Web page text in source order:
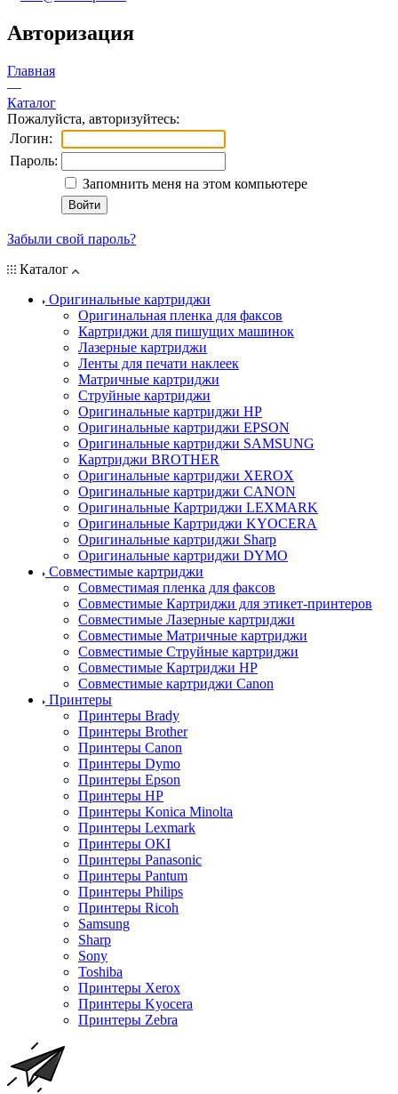
Авторизация
Главная
—
Каталог
Пожалуйста, авторизуйтесь:
Логин:
Пароль:
Запомнить меня на этом компьютере
Забыли свой пароль?
Каталог
Оригинальные картриджи
Оригинальная пленка для факсов
Картриджи для пишущих машинок
Лазерные картриджи
Ленты для печати наклеек
Матричные картриджи
Струйные картриджи
Оригинальные картриджи HP
Оригинальные картриджи EPSON
Оригинальные картриджи SAMSUNG
Картриджи BROTHER
Оригинальные картриджи XEROX
Оригинальные картриджи CANON
Оригинальные Картриджи LEXMARK
Оригинальные Картриджи KYOCERA
Оригинальные картриджи Sharp
Оригинальные картриджи DYMO
Совместимые картриджи
Совместимая пленка для факсов
Совместимые Картриджи для этикет-принтеров
Совместимые Лазерные картриджи
Совместимые Матричные картриджи
Совместимые Струйные картриджи
Совместимые Картриджи HP
Совместимые картриджи Canon
Принтеры
Принтеры Brady
Принтеры Brother
Принтеры Canon
Принтеры Dymo
Принтеры Epson
Принтеры HP
Принтеры Konica Minolta
Принтеры Lexmark
Принтеры OKI
Принтеры Panasonic
Принтеры Pantum
Принтеры Philips
Принтеры Ricoh
Samsung
Sharp
Sony
Toshiba
Принтеры Xerox
Принтеры Kyocera
Принтеры Zebra